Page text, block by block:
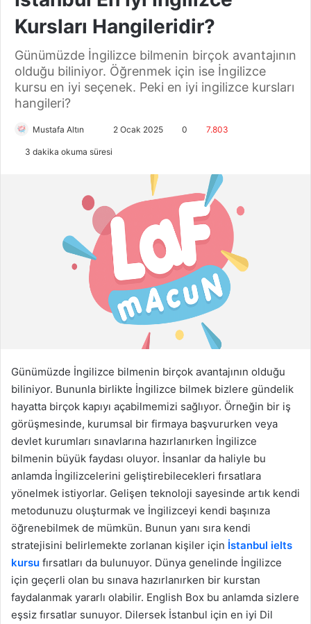
Kursları Hangileridir?
Günümüzde İngilizce bilmenin birçok avantajının
olduğu biliniyor. Öğrenmek için ise İngilizce
kursu en iyi seçenek. Peki en iyi ingilizce kursları
hangileri?
Mustafa Altın
i
p
o
s
t
m
e
k
2 Ocak 2025 0 7.803
3 dakika okuma süresi
Günümüzde İngilizce bilmenin birçok avantajının olduğu
biliniyor. Bununla birlikte İngilizce bilmek bizlere gündelik
hayatta birçok kapıyı açabilmemizi sağlıyor. Örneğin bir iş
görüşmesinde, kurumsal bir firmaya başvururken veya
devlet kurumları sınavlarına hazırlanırken İngilizce
bilmenin büyük faydası oluyor. İnsanlar da haliyle bu
anlamda İngilizcelerini geliştirebilecekleri fırsatlara
yönelmek istiyorlar. Gelişen teknoloji sayesinde artık kendi
metodunuzu oluşturmak ve İngilizceyi kendi başınıza
öğrenebilmek de mümkün. Bunun yanı sıra kendi
stratejisini belirlemekte zorlanan kişiler için İstanbul ielts
kursu fırsatları da bulunuyor. Dünya genelinde İngilizce
için geçerli olan bu sınava hazırlanırken bir kurstan
faydalanmak yararlı olabilir. English Box bu anlamda sizlere
eşsiz fırsatlar sunuyor. Dilersek İstanbul için en iyi Dil